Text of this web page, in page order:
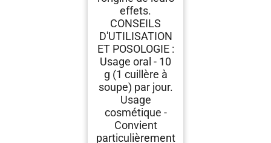
effets.
CONSEILS
D'UTILISATION
ET POSOLOGIE :
Usage oral - 10
g (1 cuillère à
soupe) par jour.
Usage
cosmétique -
Convient
particulièrement